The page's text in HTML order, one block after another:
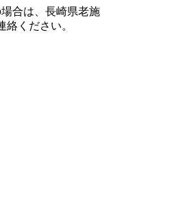
合は、長崎県老施
絡ください。